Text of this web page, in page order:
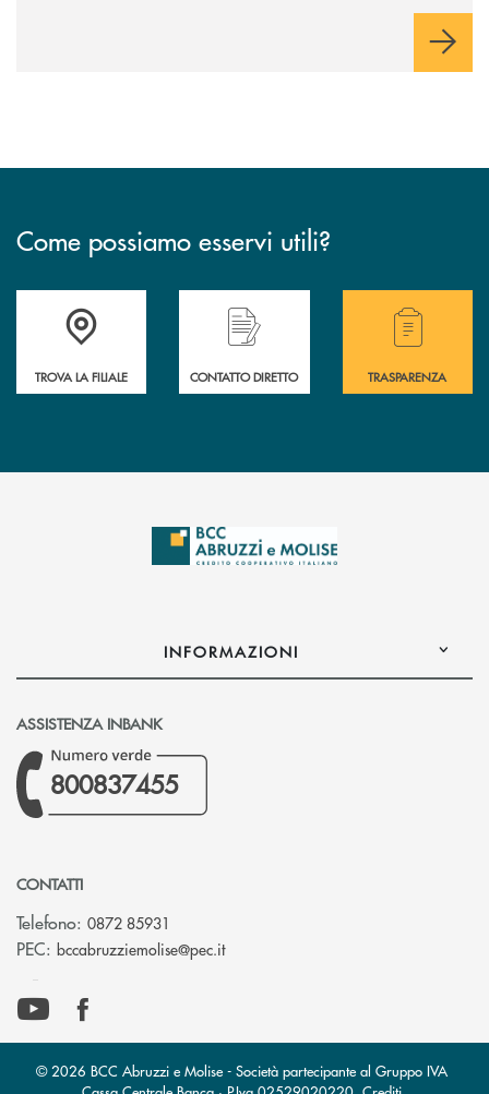
Come possiamo esservi utili?
Accedi all' elenco completo delle filiali .
TROVA LA FILIALE CONTATTO DIRETTO
Hai bisogno di
TRASPARENZA
INFORMAZIONI
ASSISTENZA INBANK
800837455
CONTATTI
Telefono: 0872 85931
PEC: bccabruzziemolise@pec.it(si apre l’app di posta elettronica)
© 2026 BCC Abruzzi e Molise - Società partecipante al Gruppo IVA